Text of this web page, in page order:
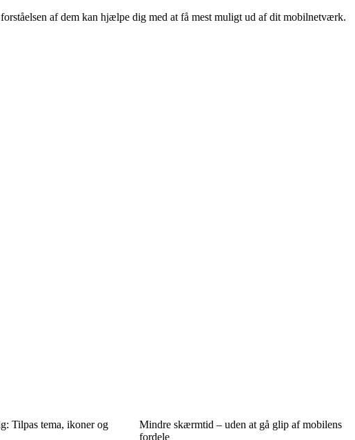
af dem kan hjælpe dig med at få mest muligt ud af dit mobilnetværk.
Tilpas tema, ikoner og
Mindre skærmtid – uden at gå glip af mobilens
fordele